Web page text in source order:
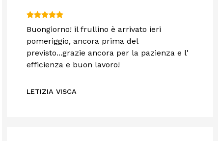
Buongiorno! il frullino è arrivato ieri
pomeriggio, ancora prima del
previsto...grazie ancora per la pazienza e l'
efficienza e buon lavoro!
LETIZIA VISCA